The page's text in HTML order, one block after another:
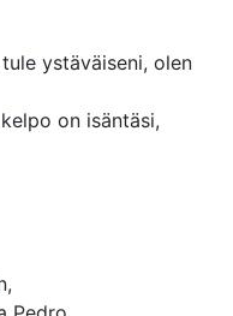
ystäväiseni, olen
on isäntäsi,